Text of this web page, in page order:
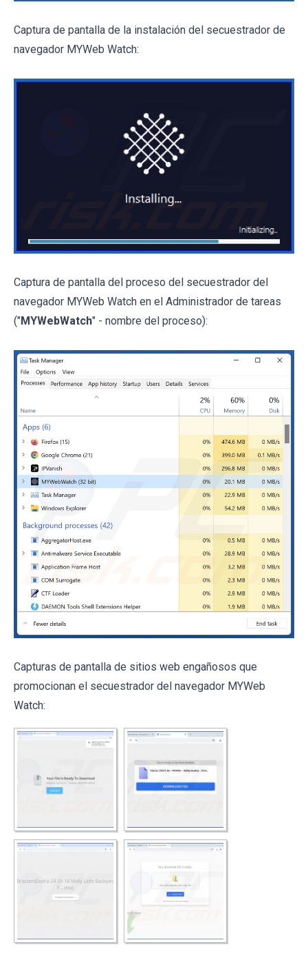
Captura de pantalla de la instalación del secuestrador de
navegador MYWeb Watch:
Captura de pantalla del proceso del secuestrador del
navegador MYWeb Watch en el Administrador de tareas
("MYWebWatch" - nombre del proceso):
Capturas de pantalla de sitios web engañosos que
promocionan el secuestrador del navegador MYWeb
Watch: